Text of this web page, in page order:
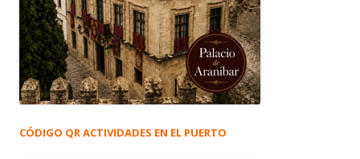
CÓDIGO QR ACTIVIDADES EN EL PUERTO